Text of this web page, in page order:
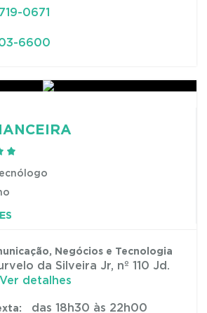
0671
6600
Negócios e Tecnologia
da Silveira Jr, nº 110 Jd.
Ver detalhes
das 18h30 às 22h00